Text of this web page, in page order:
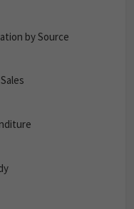
by Source